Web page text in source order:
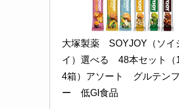
大塚製薬　SOYJOY（ソイ
イ）選べる　48本セット（
4箱）アソート　グルテン
ー　低GI食品